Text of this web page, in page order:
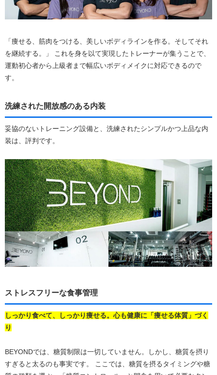
「痩せる、筋肉をつける、美しいボディラインを作る。そしてそれ
を継続する。」 これを身を以て実現したトレーナーが集うことで、
運動初心者から上級者まで幅広いボディメイクに対応できるので
す。
洗練された開放感のある内装
妥協のないトレーニング設備と、洗練されたシンプルかつ上品な内
装は、評判です。
ストレスフリーな食事管理
しっかり食べて、しっかり痩せる。心も健康に「痩せる体質」づく
り
BEYONDでは、糖質制限は一切していません。しかし、糖質を摂り
すぎると太るのも事実です。 ここでは、糖質を摂るタイミングや糖